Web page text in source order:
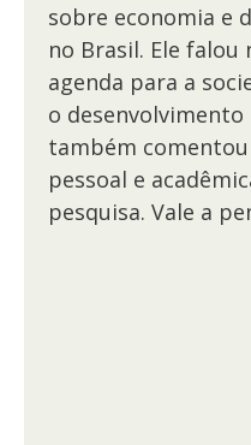
sobre economia e
no Brasil. Ele
agenda para a
o desenvolvimento
também
pessoal e
pesquisa. Vale a